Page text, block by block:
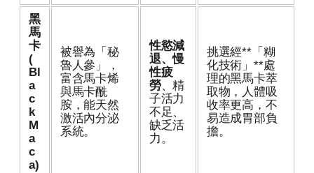
黑
馬
卡
(
Bl
a
c
k
M
a
c
a)
被譽為「秘
魯人參」，
富含馬卡烯
與馬卡酰
胺，能天然
激活內分泌
系統。
性慾減
退、慢
性疲
勞、精
子活力
不足、
缺乏活
力。
挑選經**「糊
化技術」**處
理的黑馬卡萃
取物，人體吸
收率更高，不
易造成胃部負
擔。